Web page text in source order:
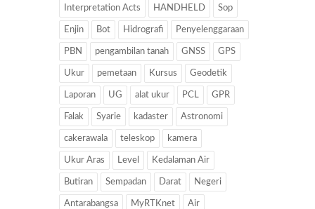
Interpretation Acts HANDHELD Sop
Enjin Bot Hidrografi Penyelenggaraan
PBN pengambilan tanah GNSS GPS
Ukur pemetaan Kursus Geodetik
Laporan UG alat ukur PCL GPR
Falak Syarie kadaster Astronomi
cakerawala teleskop kamera
Ukur Aras Level Kedalaman Air
Butiran Sempadan Darat Negeri
Antarabangsa MyRTKnet Air